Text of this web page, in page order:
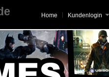
Home Kundenlogin